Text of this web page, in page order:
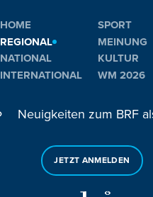
HOME
REGIONAL
NATIONAL
INTERNATIONAL
SPORT
MEINUNG
KULTUR
WM 2026
Neuigkeiten zum BRF
JETZT ANMELDEN